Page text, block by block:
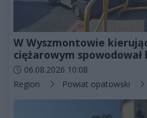
W Wyszmontowie
ciężarowym spowodował
Data dodania artykułu:
06.08.2026 10:08
Kategorie artykułu:
Region Powiat opatowski